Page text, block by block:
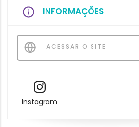
INFORMAÇÕES
ACESSAR O SITE
Instagram